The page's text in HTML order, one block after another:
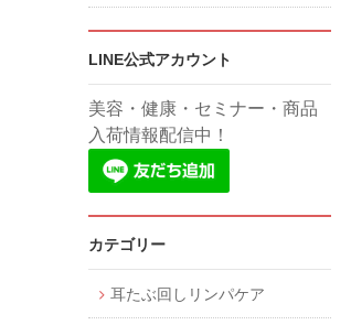
LINE公式アカウント
美容・健康・セミナー・商品
入荷情報配信中！
カテゴリー
耳たぶ回しリンパケア